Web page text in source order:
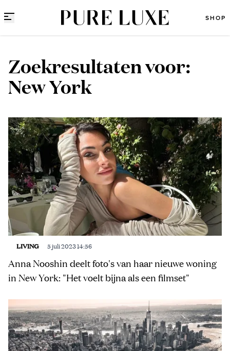
SHOP
Zoekresultaten voor:
New York
LIVING 5 juli 2023 14:56
Anna Nooshin deelt foto's van haar nieuwe woning
in New York: "Het voelt bijna als een filmset"